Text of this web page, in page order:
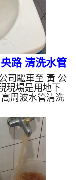
路 清洗水管
司驅車至 黃 公
現場是用地下
周波水管清洗
，開啟 水管清
流出黑水，看
乾淨熱水出水
化，會產生鐵
色，地下水含
出來的水會跟
為裡面有銅的
...